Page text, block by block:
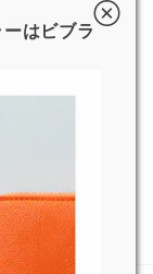
配送遅延について
はビブラ